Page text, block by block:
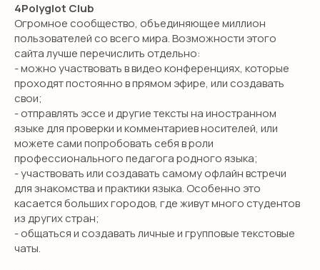
4Polyglot Club
Огромное сообщество, объединяющее миллион
пользователей со всего мира. Возможности этого
сайта лучше перечислить отдельно:
- можно участвовать в видео конференциях, которые
проходят постоянно в прямом эфире, или создавать
свои;
- отправлять эссе и другие тексты на иностранном
языке для проверки и комментариев носителей, или
можете сами попробовать себя в роли
профессионального педагога родного языка;
- участвовать или создавать самому офлайн встречи
для знакомства и практики языка. Особенно это
касается больших городов, где живут много студентов
из других стран;
- общаться и создавать личные и групповые текстовые
чаты.